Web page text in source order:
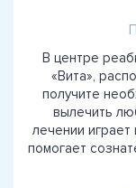
В центре
«Вита»,
получите
вылечить
лечении играет
помогает